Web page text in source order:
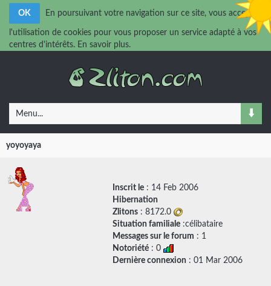
OK En poursuivant votre navigation sur ce site, vous acceptez
l'utilisation de cookies pour vous proposer un service adapté à vos
centres d'intérêts. En savoir plus.
Menu...
yoyoyaya
Inscrit le : 14 Feb 2006
Hibernation
Zlitons : 8172.0
Situation familiale :célibataire
Messages sur le forum : 1
Notoriété : 0
Dernière connexion : 01 Mar 2006